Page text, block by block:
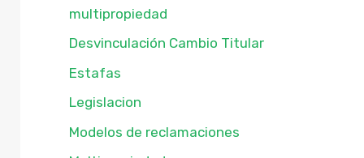
multipropiedad
Desvinculación Cambio Titular
Estafas
Legislacion
Modelos de reclamaciones